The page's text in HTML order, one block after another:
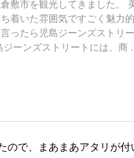
で、まあまあアタリが付